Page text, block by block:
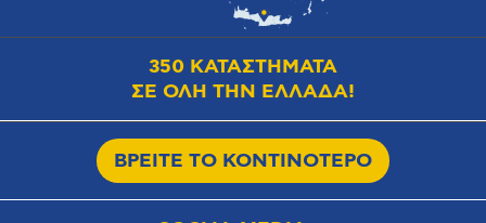
350 ΚΑΤΑΣΤΗΜΑΤΑ
ΣΕ ΟΛΗ ΤΗΝ ΕΛΛΑΔΑ!
ΒΡΕΙΤΕ ΤΟ ΚΟΝΤΙΝΟΤΕΡΟ